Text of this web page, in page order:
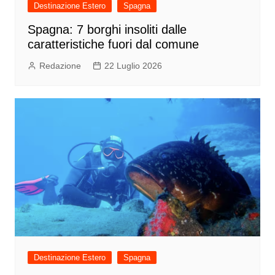
Destinazione Estero Spagna
Spagna: 7 borghi insoliti dalle
caratteristiche fuori dal comune
Redazione 22 Luglio 2026
Destinazione Estero Spagna